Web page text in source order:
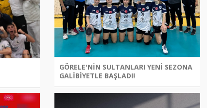
GÖRELE'NİN SULTANLARI YENİ SEZONA
GALİBİYETLE BAŞLADI!